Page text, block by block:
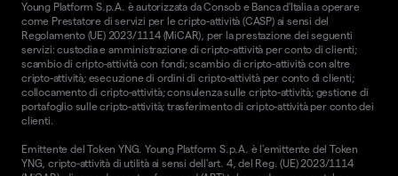
Young Platform S.p.A. è autorizzata da Consob e Banca d'Italia a operare
come Prestatore di servizi per le cripto-attività (CASP) ai sensi del
Regolamento (UE) 2023/1114 (MiCAR), per la prestazione dei seguenti
servizi: custodia e amministrazione di cripto-attività per conto di clienti;
scambio di cripto-attività con fondi; scambio di cripto-attività con altre
cripto-attività; esecuzione di ordini di cripto-attività per conto di clienti;
collocamento di cripto-attività; consulenza sulle cripto-attività; gestione di
portafoglio sulle cripto-attività; trasferimento di cripto-attività per conto dei
clienti.
Emittente del Token YNG. Young Platform S.p.A. è l'emittente del Token
YNG, cripto-attività di utilità ai sensi dell'art. 4, del Reg. (UE) 2023/1114